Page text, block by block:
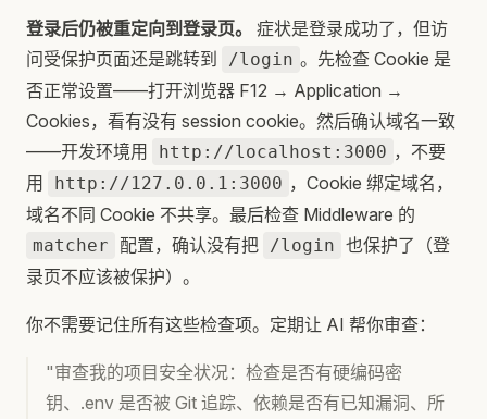
登录后仍被重定向到登录页。
症状是登录成功了，但访
问受保护页面还是跳转到
/login 。先检查 Cookie 是
否正常设置——打开浏览器 F12 → Application →
Cookies，看有没有 session cookie。然后确认域名一致
——开发环境用
http://localhost:3000 ，不要
用
http://127.0.0.1:3000 ，Cookie 绑定域名，
域名不同 Cookie 不共享。最后检查 Middleware 的
matcher 配置，确认没有把 /login 也保护了（登
录页不应该被保护）。
你不需要记住所有这些检查项。定期让 AI 帮你审查：
"审查我的项目安全状况：检查是否有硬编码密
钥、.env 是否被 Git 追踪、依赖是否有已知漏洞、所